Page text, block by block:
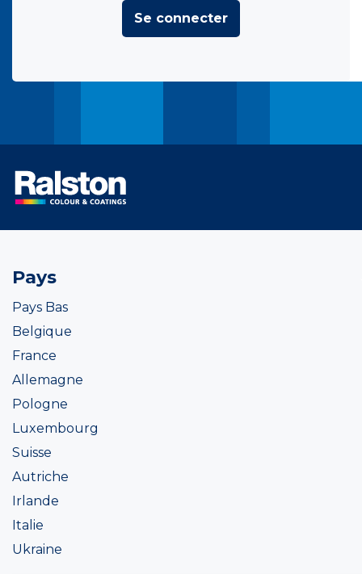
Se connecter
Pays
Pays Bas
Belgique
France
Allemagne
Pologne
Luxembourg
Suisse
Autriche
Irlande
Italie
Ukraine